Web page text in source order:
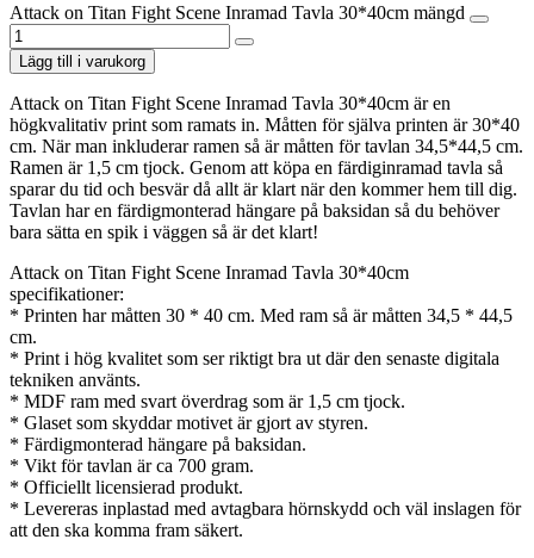
Attack on Titan Fight Scene Inramad Tavla 30*40cm mängd
Lägg till i varukorg
Attack on Titan Fight Scene Inramad Tavla 30*40cm är en
högkvalitativ print som ramats in. Måtten för själva printen är 30*40
cm. När man inkluderar ramen så är måtten för tavlan 34,5*44,5 cm.
Ramen är 1,5 cm tjock. Genom att köpa en färdiginramad tavla så
sparar du tid och besvär då allt är klart när den kommer hem till dig.
Tavlan har en färdigmonterad hängare på baksidan så du behöver
bara sätta en spik i väggen så är det klart!
Attack on Titan Fight Scene Inramad Tavla 30*40cm
specifikationer:
* Printen har måtten 30 * 40 cm. Med ram så är måtten 34,5 * 44,5
cm.
* Print i hög kvalitet som ser riktigt bra ut där den senaste digitala
tekniken använts.
* MDF ram med svart överdrag som är 1,5 cm tjock.
* Glaset som skyddar motivet är gjort av styren.
* Färdigmonterad hängare på baksidan.
* Vikt för tavlan är ca 700 gram.
* Officiellt licensierad produkt.
* Levereras inplastad med avtagbara hörnskydd och väl inslagen för
att den ska komma fram säkert.